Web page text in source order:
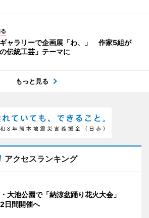
ャラリーで企画展「わ、」 作家5組が
の伝統工芸」テーマに
もっと見る
アクセスランキング
大池公園で「納涼盆踊り花火大会」
日間開催へ